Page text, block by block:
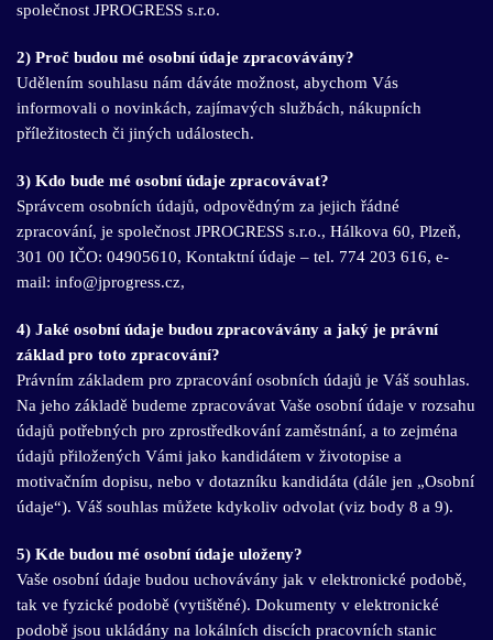
společnost JPROGRESS s.r.o.
2) Proč budou mé osobní údaje zpracovávány?
Udělením souhlasu nám dáváte možnost, abychom Vás
informovali o novinkách, zajímavých službách, nákupních
příležitostech či jiných událostech.
3) Kdo bude mé osobní údaje zpracovávat?
Správcem osobních údajů, odpovědným za jejich řádné
zpracování, je společnost JPROGRESS s.r.o., Hálkova 60, Plzeň,
301 00 IČO: 04905610, Kontaktní údaje – tel. 774 203 616, e-
mail: info@jprogress.cz,
4) Jaké osobní údaje budou zpracovávány a jaký je právní
základ pro toto zpracování?
Právním základem pro zpracování osobních údajů je Váš souhlas.
Na jeho základě budeme zpracovávat Vaše osobní údaje v rozsahu
údajů potřebných pro zprostředkování zaměstnání, a to zejména
údajů přiložených Vámi jako kandidátem v životopise a
motivačním dopisu, nebo v dotazníku kandidáta (dále jen „Osobní
údaje“). Váš souhlas můžete kdykoliv odvolat (viz body 8 a 9).
5) Kde budou mé osobní údaje uloženy?
Vaše osobní údaje budou uchovávány jak v elektronické podobě,
tak ve fyzické podobě (vytištěné). Dokumenty v elektronické
podobě jsou ukládány na lokálních discích pracovních stanic